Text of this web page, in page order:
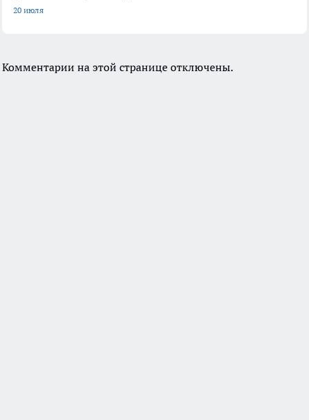
20 июля
Комментарии на этой странице отключены.